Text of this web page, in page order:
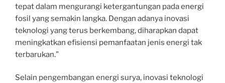
tepat dalam mengurangi ketergantungan pada energi
fosil yang semakin langka. Dengan adanya inovasi
teknologi yang terus berkembang, diharapkan dapat
meningkatkan efisiensi pemanfaatan jenis energi tak
terbarukan.”
Selain pengembangan energi surya, inovasi teknologi